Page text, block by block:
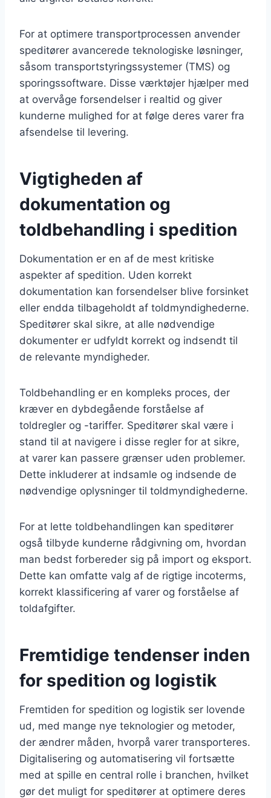
For at optimere transportprocessen anvender
speditører avancerede teknologiske løsninger,
såsom transportstyringssystemer (TMS) og
sporingssoftware. Disse værktøjer hjælper med
at overvåge forsendelser i realtid og giver
kunderne mulighed for at følge deres varer fra
afsendelse til levering.
Vigtigheden af
dokumentation og
toldbehandling i spedition
Dokumentation er en af de mest kritiske
aspekter af spedition. Uden korrekt
dokumentation kan forsendelser blive forsinket
eller endda tilbageholdt af toldmyndighederne.
Speditører skal sikre, at alle nødvendige
dokumenter er udfyldt korrekt og indsendt til
de relevante myndigheder.
Toldbehandling er en kompleks proces, der
kræver en dybdegående forståelse af
toldregler og -tariffer. Speditører skal være i
stand til at navigere i disse regler for at sikre,
at varer kan passere grænser uden problemer.
Dette inkluderer at indsamle og indsende de
nødvendige oplysninger til toldmyndighederne.
For at lette toldbehandlingen kan speditører
også tilbyde kunderne rådgivning om, hvordan
man bedst forbereder sig på import og eksport.
Dette kan omfatte valg af de rigtige incoterms,
korrekt klassificering af varer og forståelse af
toldafgifter.
Fremtidige tendenser inden
for spedition og logistik
Fremtiden for spedition og logistik ser lovende
ud, med mange nye teknologier og metoder,
der ændrer måden, hvorpå varer transporteres.
Digitalisering og automatisering vil fortsætte
med at spille en central rolle i branchen, hvilket
gør det muligt for speditører at optimere deres